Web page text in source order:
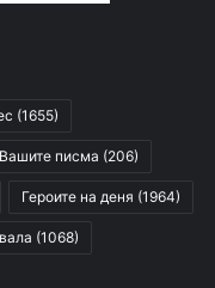
(1655)
Вашите писма (206)
Героите на деня (1964)
(1068)